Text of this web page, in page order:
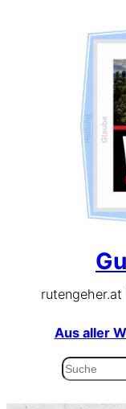
Aus aller
Suchen